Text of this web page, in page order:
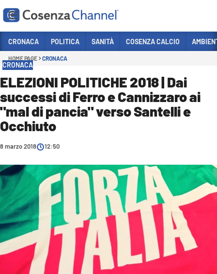
Sezioni
POLITICA
COSENZA CALCIO
ECONOMIA E LAVORO
ITALIA MONDO
SANITÀ
SPORT
CULTURA
AMBIENTE
Streaming
LAC TV
CRONACA POLITICA SANITÀ COSENZA CALCIO
HOME PAGE CRONACA
CRONACA
ELEZIONI POLITICHE 2018 | Dai
successi di Ferro e Cannizzaro ai
"mal di pancia" verso Santelli e
Occhiuto
8 marzo 2018 12:50